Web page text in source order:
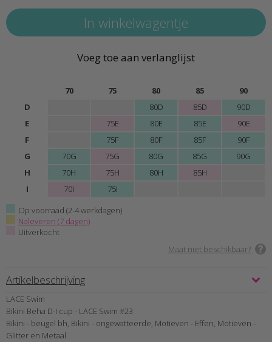
Voeg toe aan verlanglijst
70 75 80 85
90
D
80D 85D
90D
E
75E 80E 85E
90E
F
75F 80F 85F
90F
G
70G 75G 80G 85G
90G
H
70H 75H 80H
85H
I
70I
75I
Op voorraad (2-4 werkdagen)
Naleveren (7 dagen)
Uitverkocht
Maat niet beschikbaar?
Artikelbeschrijving
LACE Swim
Bikini Beha D-I cup - LACE Swim #23
Bikini - beugel bh, Bikini - ongewatteerde, Motieven - Effen, Motieven -
Glitter en Metaal